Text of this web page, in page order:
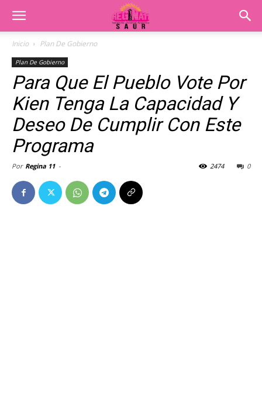
Inicio Plan De Gobierno
Plan De Gobierno
Para Que El Pueblo Vote Por
Kien Tenga La Capacidad Y
Deseo De Cumplir Con Este
Programa
Por Regina 11 - 0
2474